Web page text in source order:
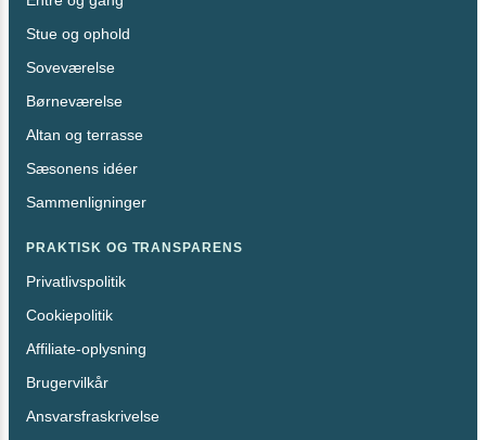
Stue og ophold
Soveværelse
Børneværelse
Altan og terrasse
Sæsonens idéer
Sammenligninger
PRAKTISK OG TRANSPARENS
Privatlivspolitik
Cookiepolitik
Affiliate-oplysning
Brugervilkår
Ansvarsfraskrivelse